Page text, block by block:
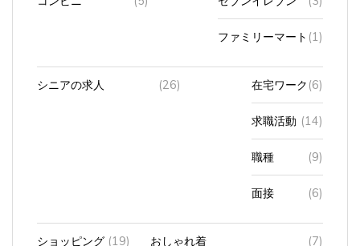
ファミリーマート(1)
シニアの求人 (26) 在宅ワーク(6)
求職活動 (14)
職種 (9)
面接 (6)
ショッピング (19) おしゃれ着 (7)